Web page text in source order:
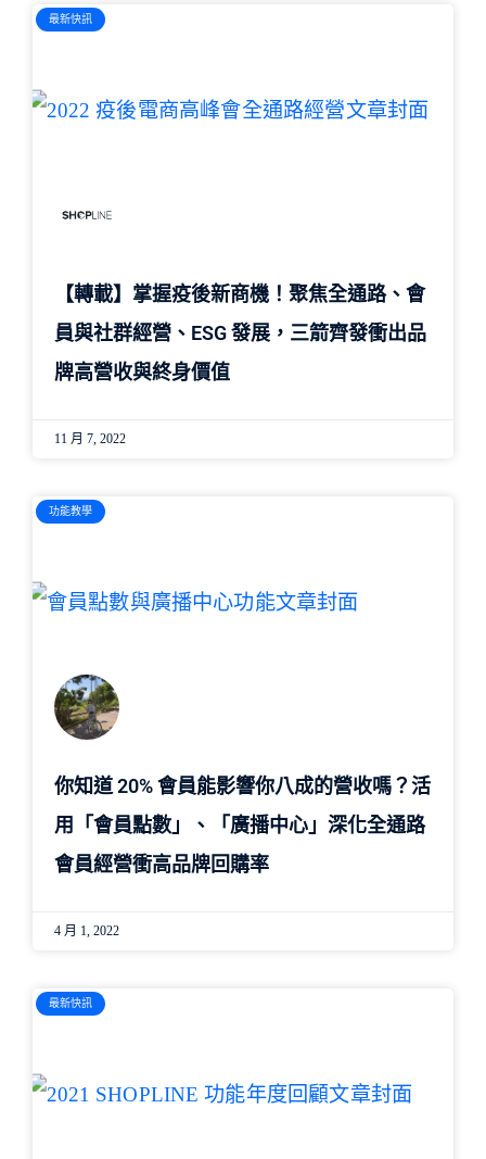
最新快訊
【轉載】掌握疫後新商機！聚焦全通路、會
員與社群經營、ESG 發展，三箭齊發衝出品
牌高營收與終身價值
11 月 7, 2022
功能教學
你知道 20% 會員能影響你八成的營收嗎？活
用「會員點數」、「廣播中心」深化全通路
會員經營衝高品牌回購率
4 月 1, 2022
最新快訊